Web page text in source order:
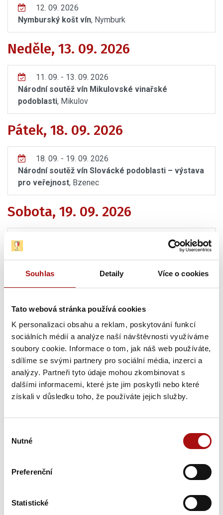
Souhlas Detaily Více o cookies
Tato webová stránka používá cookies
K personalizaci obsahu a reklam, poskytování funkcí
sociálních médií a analýze naší návštěvnosti využíváme
soubory cookie. Informace o tom, jak náš web používáte,
sdílíme se svými partnery pro sociální média, inzerci a
analýzy. Partneři tyto údaje mohou zkombinovat s
dalšími informacemi, které jste jim poskytli nebo které
získali v důsledku toho, že používáte jejich služby.
souhlasu
Nutné
Preferenční
Statistické
12. 09. 2026
Nymburský košt vín, Nymburk
Neděle, 13. 09. 2026
11. 09. - 13. 09. 2026
Národní soutěž vín Mikulovské vinařské
podoblasti, Mikulov
Pátek, 18. 09. 2026
18. 09. - 19. 09. 2026
Národní soutěž vín Slovácké podoblasti – výstava
pro veřejnost, Bzenec
Sobota, 19. 09. 2026
Národní soutěž vín Slovácké podoblasti – výstava
Úterý, 13. 10. 2026
13. 10. 2026
GASTRO – víno, které chutná Brnu, Brno
Sobota, 31. 10. 2026
31. 10. 2026
17. výstava archivních vín Vranovice
, Vranovice
Sommelier Moravy
Čtvrtek, 26. 11. 2026